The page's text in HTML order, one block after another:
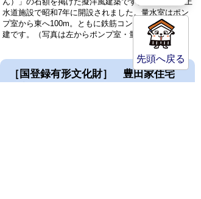
水道施設で昭和7年に開設されました。量水室はポン
プ室から東へ100m。ともに鉄筋コンクリート造平屋
建です。（写真は左からポンプ室・量水室）
［国登録有形文化財］ 豊田家住宅
先頭へ戻る